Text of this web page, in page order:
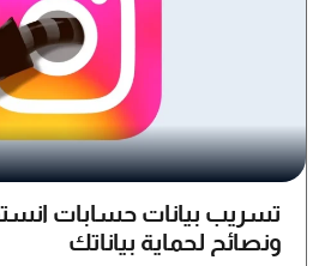
تسريب بيانات حسابات
ونصائح لحماية بياناتك